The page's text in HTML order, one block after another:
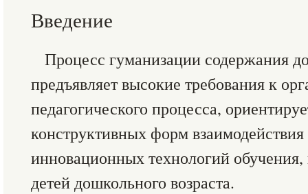
Введение
Процесс гуманизации содержания
предъявляет высокие требования к
педагогического процесса,
конструктивных форм
инновационных технологий обучения,
детей дошкольного возраста.